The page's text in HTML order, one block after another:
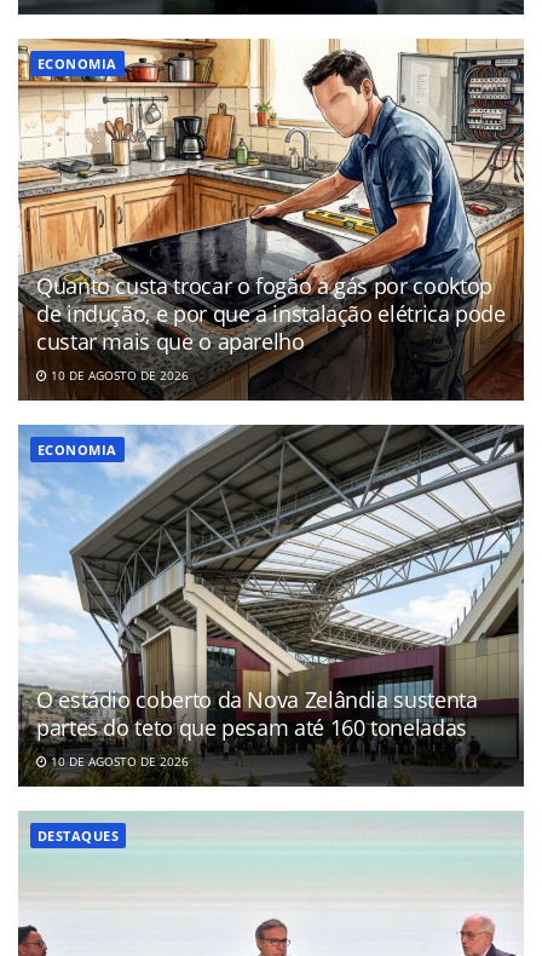
ECONOMIA
Quanto custa trocar o fogão a gás por cooktop
de indução, e por que a instalação elétrica pode
custar mais que o aparelho
10 DE AGOSTO DE 2026
ECONOMIA
O estádio coberto da Nova Zelândia sustenta
partes do teto que pesam até 160 toneladas
10 DE AGOSTO DE 2026
DESTAQUES